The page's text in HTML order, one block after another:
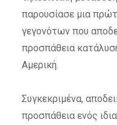
παρουσίασε μια
γεγονότων που
προσπάθεια
Αμερική.
Συγκεκριμένα,
προσπάθεια ενός